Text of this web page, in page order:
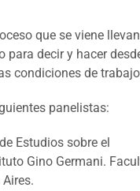
que se viene
decir y hacer
condiciones de
panelistas:
Estudios sobre el
Gino Germani.